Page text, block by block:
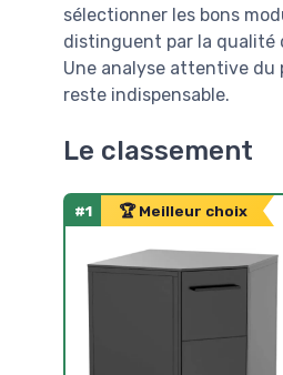
sélectionner les bons
distinguent par la qualité
Une analyse attentive du
reste indispensable.
Le classement
#1 🏆 Meilleur choix